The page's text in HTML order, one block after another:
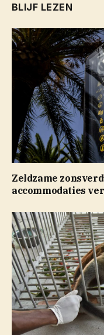
BLIJF LEZEN
Zeldzame
accommodaties